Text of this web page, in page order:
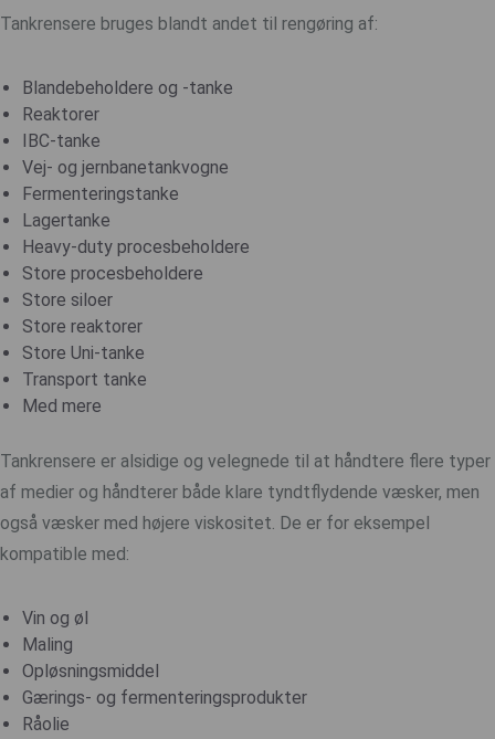
Tankrensere bruges blandt andet til rengøring af:
Blandebeholdere og -tanke
Reaktorer
IBC-tanke
Vej- og jernbanetankvogne
Fermenteringstanke
Lagertanke
Heavy-duty procesbeholdere
Store procesbeholdere
Store siloer
Store reaktorer
Store Uni-tanke
Transport tanke
Med mere
Tankrensere er alsidige og velegnede til at håndtere flere typer
af medier og håndterer både klare tyndtflydende væsker, men
også væsker med højere viskositet. De er for eksempel
kompatible med:
Vin og øl
Maling
Opløsningsmiddel
Gærings- og fermenteringsprodukter
Råolie